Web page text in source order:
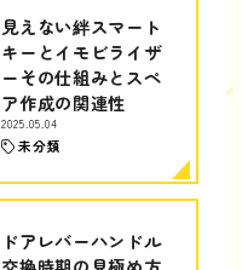
見えない絆スマート
キーとイモビライザ
ーその仕組みとスペ
ア作成の関連性
2025.05.04
未分類
ドアレバーハンドル